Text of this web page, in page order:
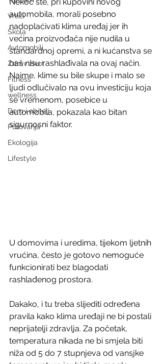
Vrtići
Škola
Automobili
Zdrav život
Fitness
wellness
Dom i obitelj
Putovanja
Ekologija
Lifestyle
automobila, morali posebno
nadoplaćivati klima uređaj jer ih
većina proizvođača nije nudila u
standardnoj opremi, a ni kućanstva se
baš nisu rashlađivala na ovaj način.
Naime, klime su bile skupe i malo se
ljudi odlučivalo na ovu investiciju koja
se vremenom, posebice u
automobila, pokazala kao bitan
sigurnosni faktor.
U domovima i uredima, tijekom ljetnih
vrućina, često je gotovo nemoguće
funkcionirati bez blagodati
rashlađenog prostora.
Dakako, i tu treba slijediti određena
pravila kako klima uređaji ne bi postali
neprijatelji zdravlja. Za početak,
temperatura nikada ne bi smjela biti
niža od 5 do 7 stupnjeva od vansjke